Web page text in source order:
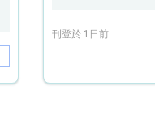
刊登於 1日前